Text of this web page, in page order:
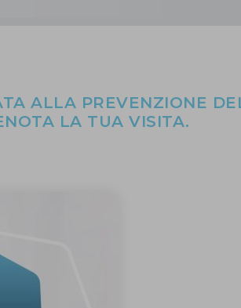
ALLA PREVENZIONE
LA TUA VISITA.